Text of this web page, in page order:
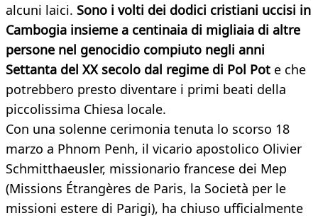
alcuni laici. Sono i volti dei dodici cristiani uccisi in
Cambogia insieme a centinaia di migliaia di altre
persone nel genocidio compiuto negli anni
Settanta del XX secolo dal regime di Pol Pot e che
potrebbero presto diventare i primi beati della
piccolissima Chiesa locale.
Con una solenne cerimonia tenuta lo scorso 18
marzo a Phnom Penh, il vicario apostolico Olivier
Schmitthaeusler, missionario francese dei Mep
(Missions Étrangères de Paris, la Società per le
missioni estere di Parigi), ha chiuso ufficialmente